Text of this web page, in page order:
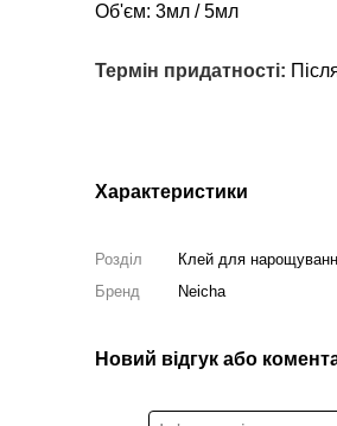
Об'єм: 3мл / 5мл
Термін придатності:
Характеристики
Розділ
Клей для
Бренд
Neicha
Новий відгук або